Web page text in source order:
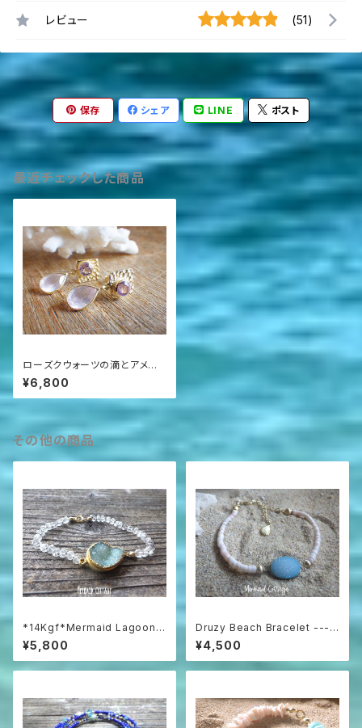
レビュー (51)
保存 シェア LINE ポスト
最近チェックした商品
ローズクウォーツの滴とアメジ
ストのゴールドピアス*Vermail
*
¥6,800
その他の商品
*14Kgf*Mermaid Lagoon B
racelet *グリーンアメジスト
¥5,800
Druzy Beach Bracelet ---b
lue druzy & shell
¥4,500